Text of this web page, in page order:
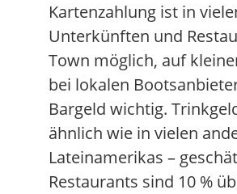
Kartenzahlung ist in
Unterkünften und
Town möglich, auf
bei lokalen
Bargeld wichtig.
ähnlich wie in vielen
Lateinamerikas –
Restaurants sind 10 %